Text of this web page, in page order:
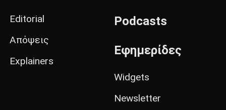
Editorial
Απόψεις
Explainers
Podcasts
Εφημερίδες
Widgets
Newsletter